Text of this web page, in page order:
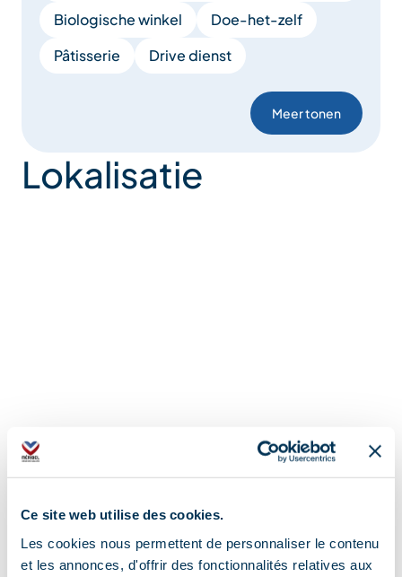
Ce site web utilise des cookies.
Les cookies nous permettent de personnaliser le contenu
et les annonces, d'offrir des fonctionnalités relatives aux
Biologische winkel
Doe-het-zelf
Pâtisserie
Drive dienst
Meer tonen
Lokalisatie